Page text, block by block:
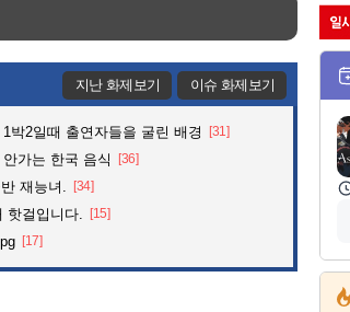
지난 화제보기 이슈 화제보기
박2일때 출연자들을 굴린 배경 [31]
가는 한국 음식 [36]
재능녀. [34]
핫걸입니다. [15]
[17]